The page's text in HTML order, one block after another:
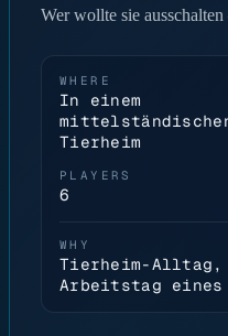
Wer wollte sie
WHERE
In einem
Tierheim
PLAYERS
6
WHY
Tierheim-
Arbeitstag